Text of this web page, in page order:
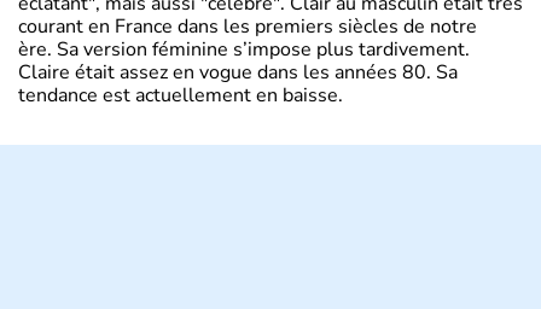
courant en France dans les premiers siècles de notre
ère. Sa version féminine s’impose plus tardivement.
Claire était assez en vogue dans les années 80. Sa
tendance est actuellement en baisse.